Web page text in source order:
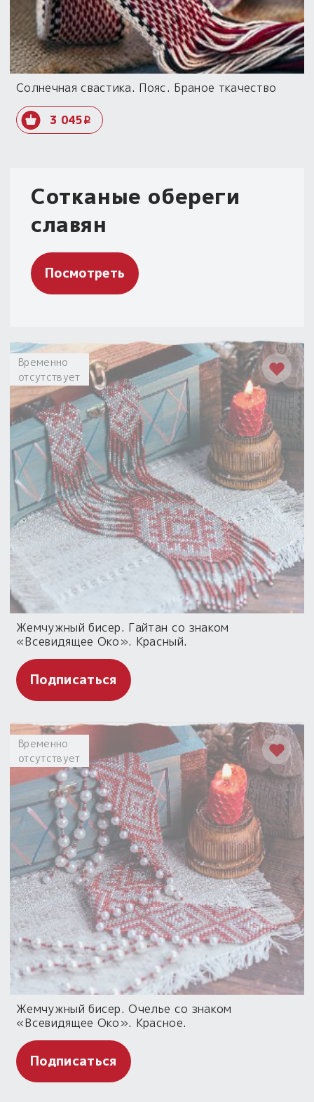
Солнечная свастика. Пояс. Браное ткачество
3 045i
Сотканые обереги
славян
Посмотреть
Временно
отсутствует
Жемчужный бисер. Гайтан со знаком
«Всевидящее Око». Красный.
Подписаться
Временно
отсутствует
Жемчужный бисер. Очелье со знаком
«Всевидящее Око». Красное.
Подписаться